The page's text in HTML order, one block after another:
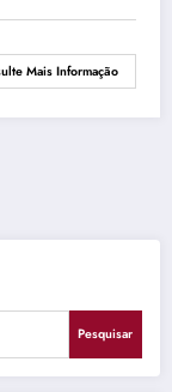
Mais Informação
Pesquisar